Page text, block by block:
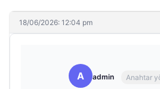
18/06/2026: 12:04 pm
A admin Anahtar